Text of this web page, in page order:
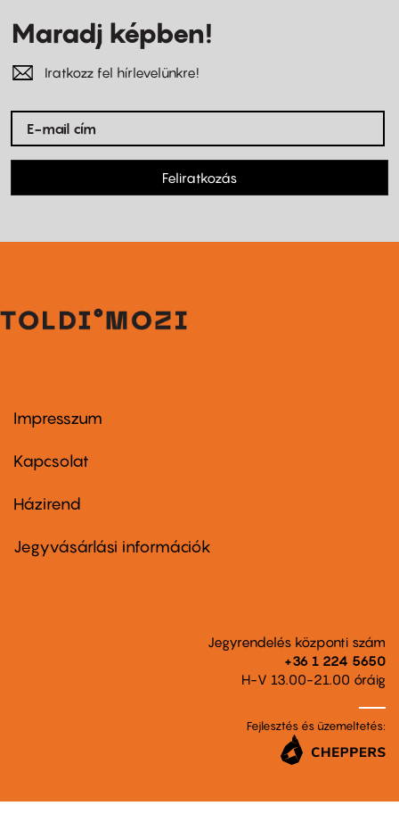
Maradj képben!
Iratkozz fel hírlevelünkre!
Feliratkozás
Footer
first
Impresszum
Kapcsolat
Footer
second
Házirend
Jegyvásárlási információk
Jegyrendelés központi szám
+36 1 224 5650
H-V 13.00-21.00 óráig
Fejlesztés és üzemeltetés: